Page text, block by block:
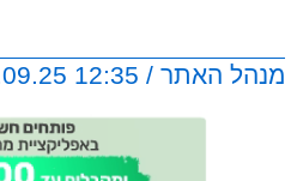
מנהל האתר / 12:35 03.09.25